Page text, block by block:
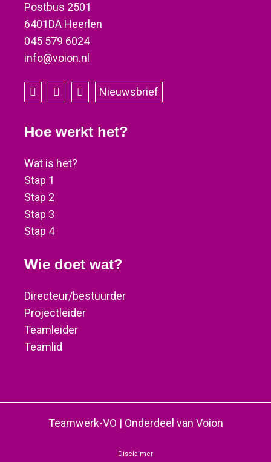
Postbus 2501
6401DA Heerlen
045 579 6024
info@voion.nl
Nieuwsbrief
Hoe werkt het?
Wat is het?
Stap 1
Stap 2
Stap 3
Stap 4
Wie doet wat?
Directeur/bestuurder
Projectleider
Teamleider
Teamlid
Teamwerk-VO | Onderdeel van Voion
Disclaimer